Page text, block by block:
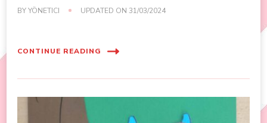
BYYÖNETICI UPDATED ON 31/03/2024
CONTINUE READING